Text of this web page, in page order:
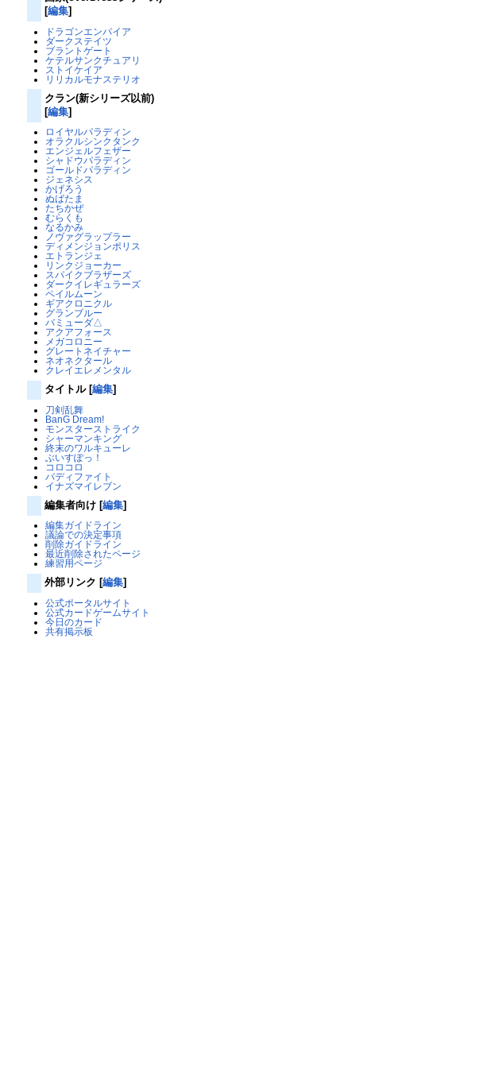
[編集]
ドラゴンエンパイア
ダークステイツ
ブラントゲート
ケテルサンクチュアリ
ストイケイア
リリカルモナステリオ
クラン(新シリーズ以前)
[編集]
ロイヤルパラディン
オラクルシンクタンク
エンジェルフェザー
シャドウパラディン
ゴールドパラディン
ジェネシス
かげろう
ぬばたま
たちかぜ
むらくも
なるかみ
ノヴァグラップラー
ディメンジョンポリス
エトランジェ
リンクジョーカー
スパイクブラザーズ
ダークイレギュラーズ
ペイルムーン
ギアクロニクル
グランブルー
バミューダ△
アクアフォース
メガコロニー
グレートネイチャー
ネオネクタール
クレイエレメンタル
タイトル [編集]
刀剣乱舞
BanG Dream!
モンスターストライク
シャーマンキング
終末のワルキューレ
ぶいすぽっ！
コロコロ
バディファイト
イナズマイレブン
編集者向け [編集]
編集ガイドライン
議論での決定事項
削除ガイドライン
最近削除されたページ
練習用ページ
外部リンク [編集]
公式ポータルサイト
公式カードゲームサイト
今日のカード
共有掲示板